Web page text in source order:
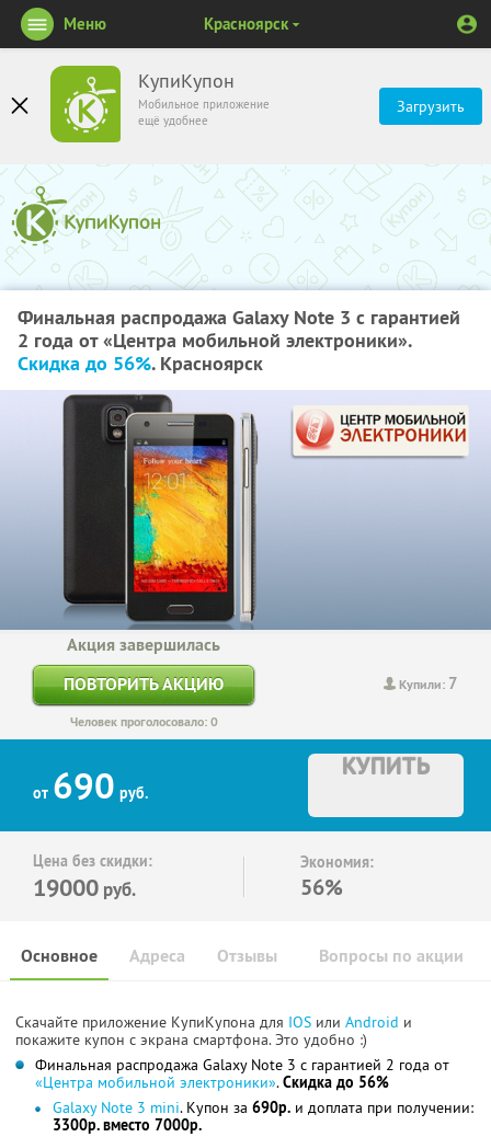
КупиКупон
Мобильное приложение
ещё удобнее
Загрузить
Меню Красноярск
Финальная распродажа Galaxy Note 3 c гарантией
2 года от «Центрa мобильной электроники».
Скидка до 56%. Красноярск
Купили: 7
Акция завершилась
ПОВТОРИТЬ АКЦИЮ
Человек проголосовало: 0
от 690 руб.
КУПИТЬ
Цена без скидки:
19000 руб.
Экономия:
56%
Основное Отзывы Вопросы по акции
Адреса
Скачайте приложение КупиКупона для IOS или Android и
покажите купон с экрана смартфона. Это удобно :)
Финальная распродажа Galaxy Note 3 c гарантией 2 года от
«Центрa мобильной электроники».Скидка до 56%
Galaxy Note 3 mini. Купон за 690р. и доплата при получении:
3300р. вместо 7000р.